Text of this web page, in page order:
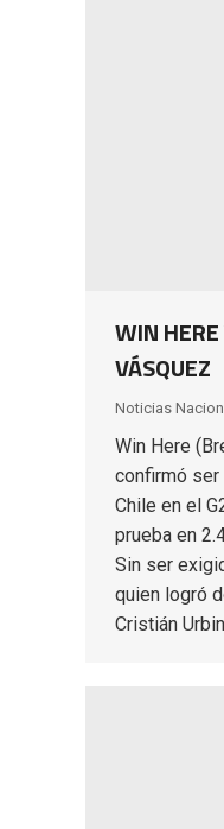
WIN
VÁSQUEZ
Noticias
Win Here
confirmó
Chile en el
prueba en
Sin ser
quien logró
Cristián